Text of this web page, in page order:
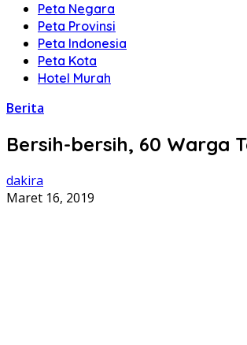
Peta Negara
Peta Provinsi
Peta Indonesia
Peta Kota
Hotel Murah
Berita
Bersih-bersih, 60 Warga
dakira
Maret 16, 2019